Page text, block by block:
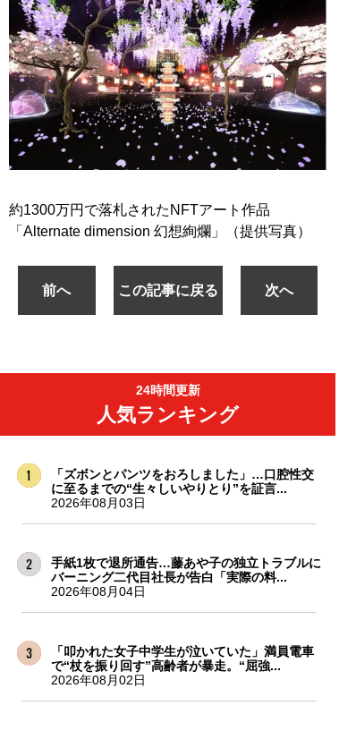
約1300万円で落札されたNFTアート作品
「Alternate dimension 幻想絢爛」（提供写真）
前へ この記事に戻る 次へ
24時間更新
人気ランキング
「ズボンとパンツをおろしました」…口腔性交
に至るまでの“生々しいやりとり”を証言...
2026年08月03日
手紙1枚で退所通告…藤あや子の独立トラブルに
バーニング二代目社長が告白「実際の料...
2026年08月04日
「叩かれた女子中学生が泣いていた」満員電車
で“杖を振り回す”高齢者が暴走。“屈強...
2026年08月02日